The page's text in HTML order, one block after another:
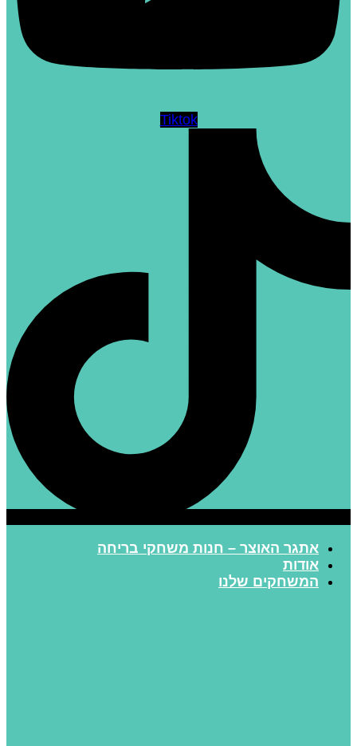
Tiktok
אתגר האוצר – חנות משחקי בריחה
אודות
המשחקים שלנו